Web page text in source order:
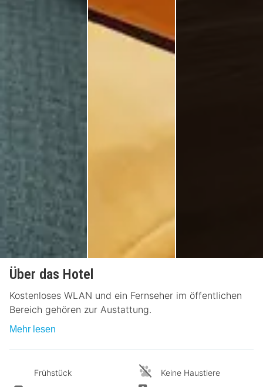
Über das Hotel
Kostenloses WLAN und ein Fernseher im öffentlichen
Bereich gehören zur Austattung.
Mehr lesen
Frühstück
Keine Haustiere